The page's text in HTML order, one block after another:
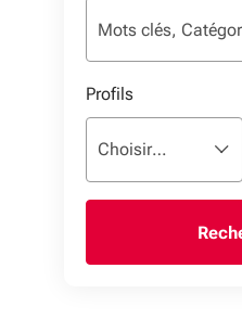
Profils
Choisir…